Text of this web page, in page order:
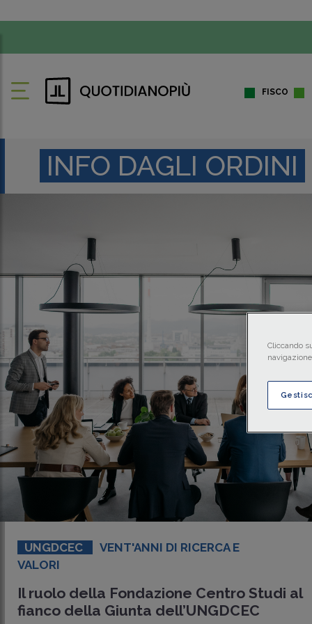
FISCO
INFO DAGLI ORDINI
UNGDCEC
VENT'ANNI DI RICERCA E
VALORI
Il ruolo della Fondazione Centro Studi al
fianco della Giunta dell’UNGDCEC
Cliccando